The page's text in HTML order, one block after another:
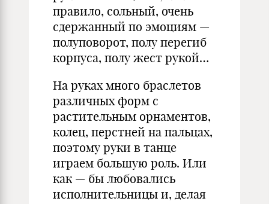
правило, сольный, очень
сдержанный по эмоциям —
полуповорот, полу перегиб
корпуса, полу жест рукой…
На руках много браслетов
различных форм с
растительным орнаментов,
колец, перстней на пальцах,
поэтому руки в танце
играем большую роль. Или
как — бы любовались
исполнительницы и, делая